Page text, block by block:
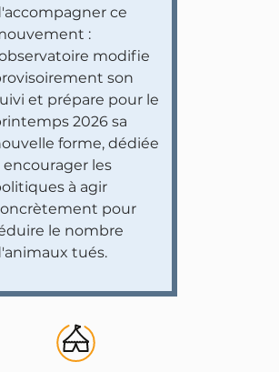
ce
:
modifie
son
et prépare pour le
2026 sa
forme, dédiée
encourager les
à agir
pour
le nombre
tués.